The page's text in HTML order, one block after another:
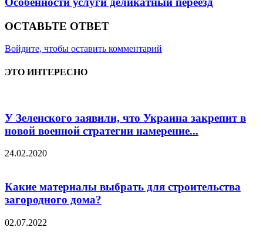
ОСТАВЬТЕ ОТВЕТ
Войдите, чтобы оставить комментарий
ЭТО ИНТЕРЕСНО
У Зеленского заявили, что Украина закрепит в
новой военной стратегии намерение...
24.02.2020
Какие материалы выбрать для строительства
загородного дома?
02.07.2022